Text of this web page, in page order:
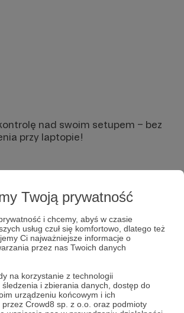
Twoją prywatność
i chcemy, abyś w czasie
usług czuł się komfortowo, dlatego też
Ci najważniejsze informacje o
przez nas Twoich danych
na korzystanie z technologii
i zbierania danych, dostęp do
urządzeniu końcowym i ich
przez Crowd8 sp. z o.o. oraz podmioty
nad swoim setupem – bez
przy laptopie!